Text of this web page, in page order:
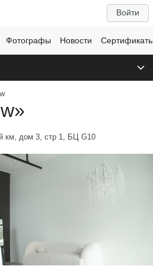
Войти
Фотографы Новости
км, дом 3, стр 1, БЦ G10